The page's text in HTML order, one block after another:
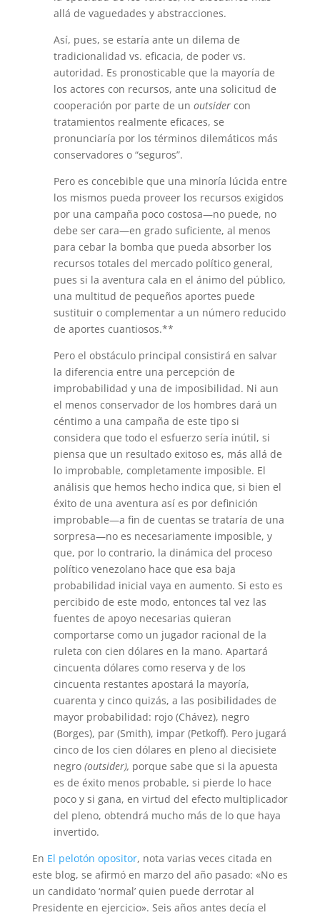
allá de vaguedades y abstracciones.
Así, pues, se estaría ante un dilema de
tradicionalidad vs. eficacia, de poder vs.
autoridad. Es pronosticable que la mayoría de
los actores con recursos, ante una solicitud de
cooperación por parte de un outsidercon
tratamientos realmente eficaces, se
pronunciaría por los términos dilemáticos más
conservadores o “seguros”.
Pero es concebible que una minoría lúcida entre
los mismos pueda proveer los recursos exigidos
por una campaña poco costosa—no puede, no
debe ser cara—en grado suficiente, al menos
para cebar la bomba que pueda absorber los
recursos totales del mercado político general,
pues si la aventura cala en el ánimo del público,
una multitud de pequeños aportes puede
sustituir o complementar a un número reducido
de aportes cuantiosos.**
Pero el obstáculo principal consistirá en salvar
la diferencia entre una percepción de
improbabilidad y una de imposibilidad. Ni aun
el menos conservador de los hombres dará un
céntimo a una campaña de este tipo si
considera que todo el esfuerzo sería inútil, si
piensa que un resultado exitoso es, más allá de
lo improbable, completamente imposible. El
análisis que hemos hecho indica que, si bien el
éxito de una aventura así es por definición
improbable—a fin de cuentas se trataría de una
sorpresa—no es necesariamente imposible, y
que, por lo contrario, la dinámica del proceso
político venezolano hace que esa baja
probabilidad inicial vaya en aumento. Si esto es
percibido de este modo, entonces tal vez las
fuentes de apoyo necesarias quieran
comportarse como un jugador racional de la
ruleta con cien dólares en la mano. Apartará
cincuenta dólares como reserva y de los
cincuenta restantes apostará la mayoría,
cuarenta y cinco quizás, a las posibilidades de
mayor probabilidad: rojo (Chávez), negro
(Borges), par (Smith), impar (Petkoff). Pero jugará
cinco de los cien dólares en pleno al diecisiete
negro (outsider), porque sabe que si la apuesta
es de éxito menos probable, si pierde lo hace
poco y si gana, en virtud del efecto multiplicador
del pleno, obtendrá mucho más de lo que haya
invertido.
En El pelotón opositor, nota varias veces citada en
este blog, se afirmó en marzo del año pasado: «No es
un candidato ‘normal’ quien puede derrotar al
Presidente en ejercicio». Seis años antes decía el